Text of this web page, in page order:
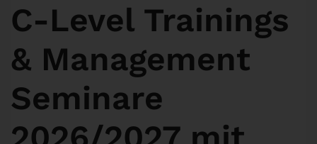
C-Level Trainings
& Management
Seminare